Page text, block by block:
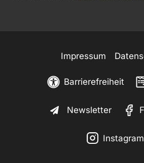
Impressum
Barrierefreiheit
Newsletter
Instagram